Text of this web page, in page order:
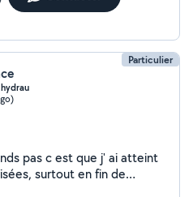
travail selon votre secteur.
pas à me contacter pour
Particulier
pas c est que j' ai atteint
surtout en fin de